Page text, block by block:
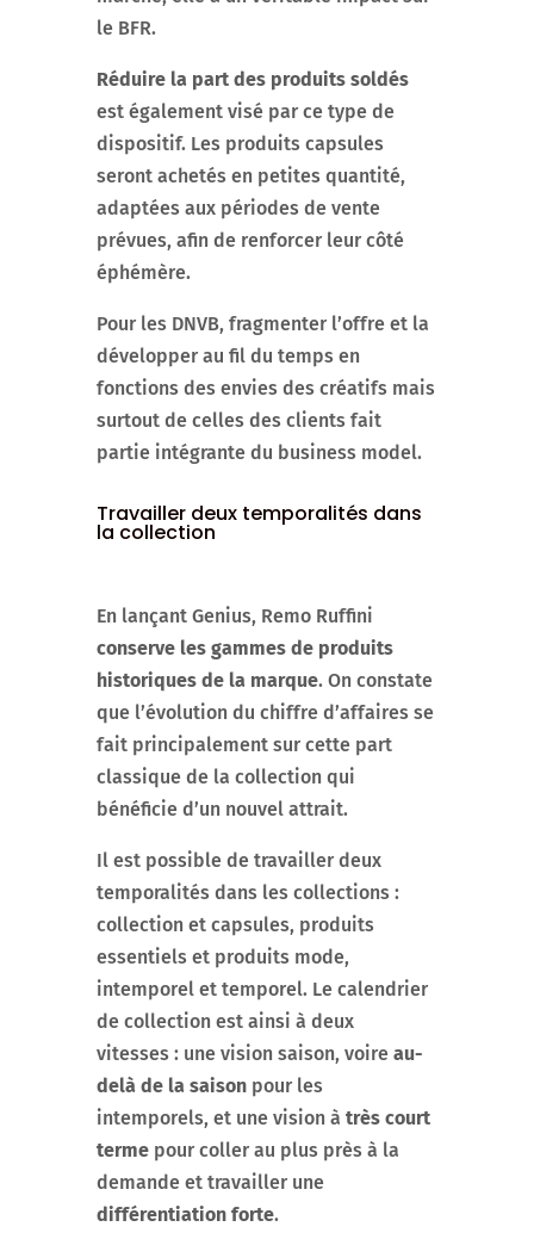
le BFR.
Réduire la part des produits soldés
est également visé par ce type de
dispositif. Les produits capsules
seront achetés en petites quantité,
adaptées aux périodes de vente
prévues, afin de renforcer leur côté
éphémère.
Pour les DNVB, fragmenter l’offre et la
développer au fil du temps en
fonctions des envies des créatifs mais
surtout de celles des clients fait
partie intégrante du business model.
Travailler deux temporalités dans
la collection
En lançant Genius, Remo Ruffini
conserve les gammes de produits
historiques de la marque. On constate
que l’évolution du chiffre d’affaires se
fait principalement sur cette part
classique de la collection qui
bénéficie d’un nouvel attrait.
Il est possible de travailler deux
temporalités dans les collections :
collection et capsules, produits
essentiels et produits mode,
intemporel et temporel. Le calendrier
de collection est ainsi à deux
vitesses : une vision saison, voire au-
delà de la saisonpour les
intemporels, et une vision à très court
termepour coller au plus près à la
demande et travailler une
différentiation forte.